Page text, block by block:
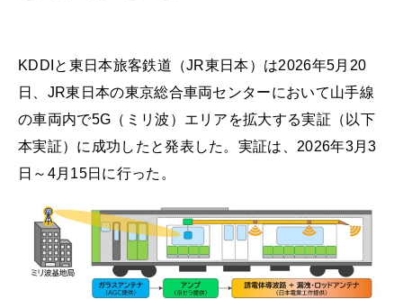
KDDIと東日本旅客鉄道（JR東日本）は2026年5月20
日、JR東日本の東京総合車両センターにおいて山手線
の車両内で5G（ミリ波）エリアを拡大する実証（以下
本実証）に成功したと発表した。実証は、2026年3月3
日～4月15日に行った。